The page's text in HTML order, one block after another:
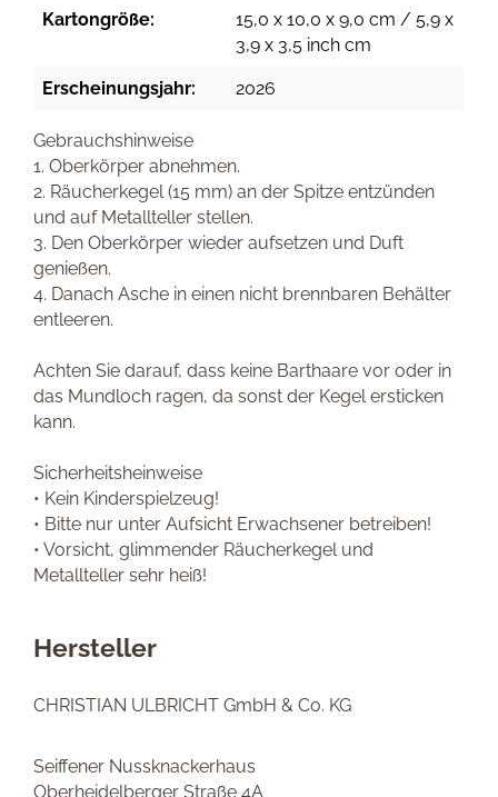
Kartongröße:
15,0 x 10,0 x 9,0 cm / 5,9 x
3,9 x 3,5 inch cm
Erscheinungsjahr: 2026
Gebrauchshinweise
1. Oberkörper abnehmen.
2. Räucherkegel (15 mm) an der Spitze entzünden
und auf Metallteller stellen.
3. Den Oberkörper wieder aufsetzen und Duft
genießen.
4. Danach Asche in einen nicht brennbaren Behälter
entleeren.
Achten Sie darauf, dass keine Barthaare vor oder in
das Mundloch ragen, da sonst der Kegel ersticken
kann.
Sicherheitsheinweise
• Kein Kinderspielzeug!
• Bitte nur unter Aufsicht Erwachsener betreiben!
• Vorsicht, glimmender Räucherkegel und
Metallteller sehr heiß!
Hersteller
CHRISTIAN ULBRICHT GmbH & Co. KG
Seiffener Nussknackerhaus
Oberheidelberger Straße 4A